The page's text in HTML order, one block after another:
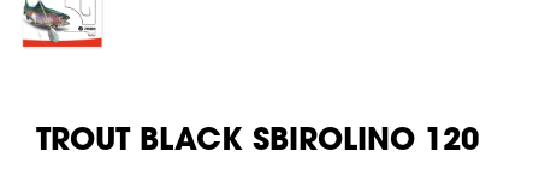
TROUT BLACK SBIROLINO 120